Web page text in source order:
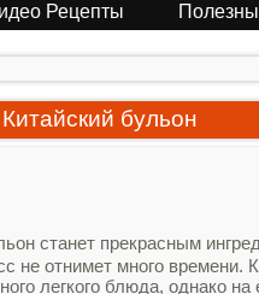
Рецепты
Китайский бульон
станет прекрасным
не отнимет много времени.
легкого блюда, однако